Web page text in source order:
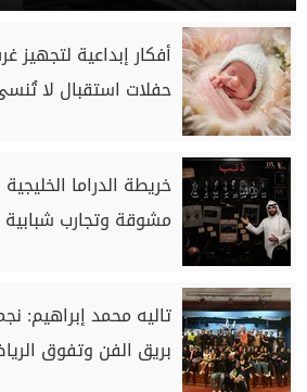
أفكار إبداعية
حفلات استقبال لا
خريطة الدراما
مشوقة وتجارب شبابية
تاليه محمد إبراهيم:
بريق الفن وتفوق